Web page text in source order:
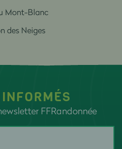
Mont-Blanc
des Neiges
FFRandonnée